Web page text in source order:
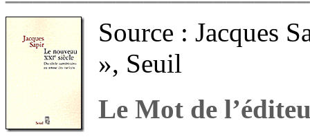
Source : Jacques
», Seuil
Le Mot de